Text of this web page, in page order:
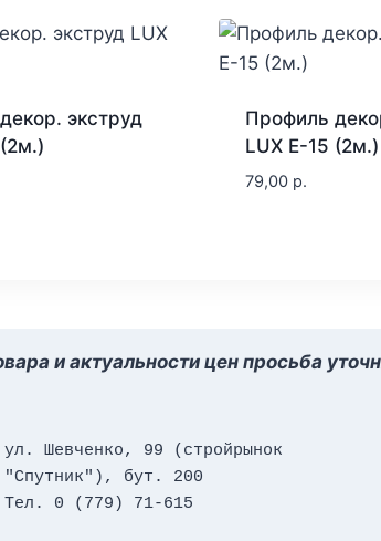
экструд
Профиль
LUX E-15 (2м.)
79,00 р.
и актуальности цен просьба
ул. Шевченко, 99 (стройрынок
"Спутник"), бут. 200
Тел. 0 (779) 71-615